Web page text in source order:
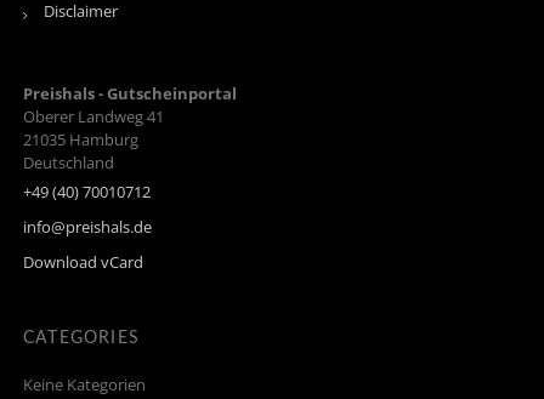
Disclaimer
Preishals - Gutscheinportal
Oberer Landweg 41
21035 Hamburg
Deutschland
+49 (40) 70010712
info@preishals.de
Download vCard
CATEGORIES
Keine Kategorien